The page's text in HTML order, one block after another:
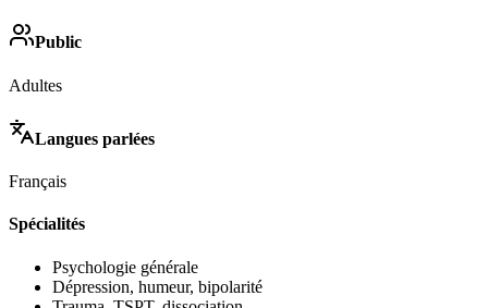
Public
Adultes
Langues parlées
Français
Spécialités
Psychologie générale
Dépression, humeur, bipolarité